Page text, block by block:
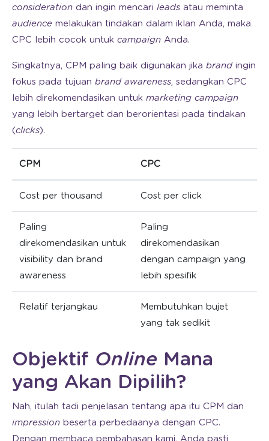
consideration dan ingin mencari leads atau meminta
audience melakukan tindakan dalam iklan Anda, maka
CPC lebih cocok untuk campaign Anda.
Singkatnya, CPM paling baik digunakan jika brand ingin
fokus pada tujuan brand awareness, sedangkan CPC
lebih direkomendasikan untuk marketing campaign
yang lebih bertarget dan berorientasi pada tindakan
(clicks).
CPM CPC
Cost per thousand Cost per click
Paling
direkomendasikan untuk
visibility dan brand
awareness
Paling
direkomendasikan
dengan campaign yang
lebih spesifik
Relatif terjangkau
Membutuhkan bujet
yang tak sedikit
Objektif Online Mana
yang Akan Dipilih?
Nah, itulah tadi penjelasan tentang apa itu CPM dan
impression beserta perbedaanya dengan CPC.
Dengan membaca pembahasan kami, Anda pasti